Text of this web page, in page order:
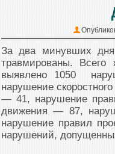
За два минувших
травмированы. Всего
выявлено 1050
нарушение
— 41, нарушение
движения — 87,
нарушение правил
нарушений,